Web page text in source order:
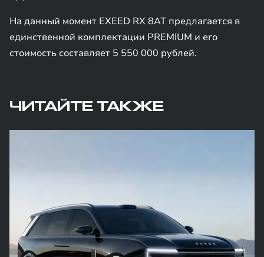
На данный момент EXEED RX 8AT предлагается в
единственной комплектации PREMIUM и его
стоимость составляет 5 550 000 рублей.
ЧИТАЙТЕ ТАКЖЕ